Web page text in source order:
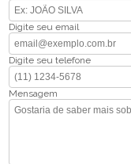
Digite seu email
Digite seu telefone
Mensagem